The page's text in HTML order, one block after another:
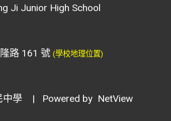
Ji Junior High School
路 161 號 (學校地理位置)
中學 | Powered by NetView